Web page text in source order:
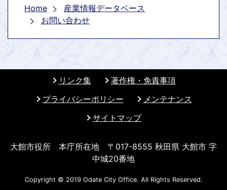
Home
産業情報データベース
お問い合わせ
リンク集
著作権・免責事項
プライバシーポリシー
メンテナンス
サイトマップ
大館市役所 本庁所在地 〒017-8555 秋田県 大館市 字
中城20番地
Copyright © 2019 Odate City Office. All Rights Reserved.